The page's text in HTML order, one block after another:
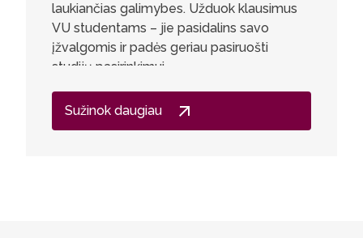
laukiančias galimybes. Užduok klausimus
VU studentams – jie pasidalins savo
įžvalgomis ir padės geriau pasiruošti
studijų pasirinkimui.
Sužinok daugiau